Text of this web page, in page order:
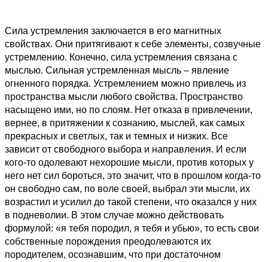
Сила устремления заключается в его магнитных
свойствах. Они притягивают к себе элементы, созвучные
устремлению. Конечно, сила устремления связана с
мыслью. Сильная устремленная мысль – явление
огненного порядка. Устремлением можно привлечь из
пространства мысли любого свойства. Пространство
насыщено ими, но по слоям. Нет отказа в привлечении,
вернее, в притяжении к сознанию, мыслей, как самых
прекрасных и светлых, так и темных и низких. Все
зависит от свободного выбора и направления. И если
кого-то одолевают нехорошие мысли, против которых у
него нет сил бороться, это значит, что в прошлом когда-то
он свободно сам, по воле своей, выбрал эти мысли, их
возрастил и усилил до такой степени, что оказался у них
в подневолии. В этом случае можно действовать
формулой: «я тебя породил, я тебя и убью», то есть свои
собственные порождения преодолеваются их
породителем, осознавшим, что при достаточном